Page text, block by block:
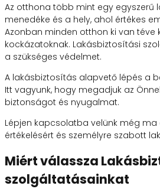
Az otthona több mint egy egyszerű
menedéke és a hely, ahol értékes
Azonban minden otthon ki van téve
kockázatoknak. Lakásbiztosítási
a szükséges védelmet.
A lakásbiztosítás alapvető lépés a
Itt vagyunk, hogy megadjuk az
biztonságot és nyugalmat.
Lépjen kapcsolatba velünk még ma
értékelésért és személyre szabott
Miért válassza
szolgáltatásainkat